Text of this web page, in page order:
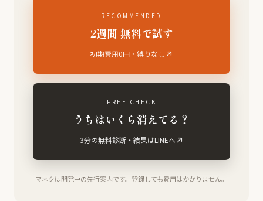
RECOMMENDED
2週間 無料で試す
初期費用0円・縛りなし
FREE CHECK
うちはいくら消えてる？
3分の無料診断・結果はLINEへ
マネクは開発中の先行案内です。登録しても費用はかかりません。